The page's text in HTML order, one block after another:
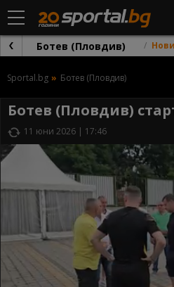
Ботев (Пловдив)
Sportal.bg Ботев (Пловдив)
Ботев (Пловдив)
11 юни 2026 | 17:46